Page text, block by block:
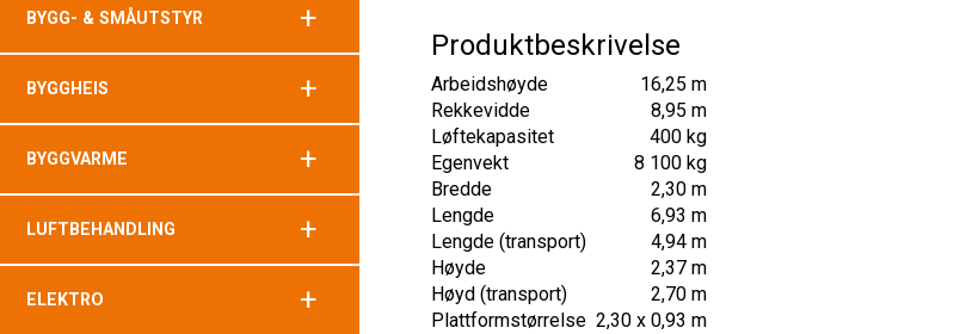
BYGG- & SMÅUTSTYR +
BYGGHEIS +
BYGGVARME +
LUFTBEHANDLING +
ELEKTRO +
Produktbeskrivelse
Arbeidshøyde
16,25 m
Rekkevidde
8,95 m
Løftekapasitet
400 kg
Egenvekt
8 100 kg
Bredde
2,30 m
Lengde
6,93 m
Lengde (transport)
4,94 m
Høyde
2,37 m
Høyd (transport)
2,70 m
Plattformstørrelse 2,30 x 0,93 m